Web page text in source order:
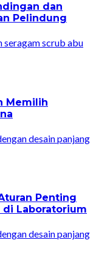
dan
Pelindung
Memilih
Penting
di Laboratorium